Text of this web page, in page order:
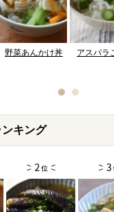
野菜あんかけ丼 アスパラ
キング